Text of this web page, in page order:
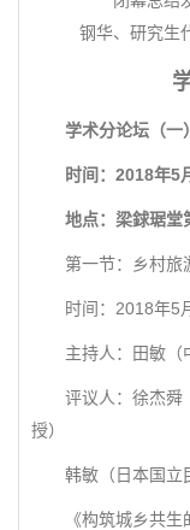
钢华、研究生
学术分论坛（一）
时间：2018年5月
地点：梁銶琚堂
第一节：乡村旅
时间：2018年5月
主持人：田敏（中
评议人：徐杰舜（
授）
韩敏（日本国立民
《构筑城乡共生